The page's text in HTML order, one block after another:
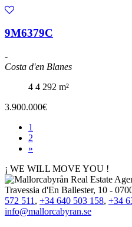
9M6379C
-
Costa d'en Blanes
4 4 292 m²
3.900.000€
1
2
»
¡ WE WILL MOVE YOU !
Travessia d'En Ballester, 10 -
572 511 , +34 640 503 158, +34
info@mallorcabyran.se